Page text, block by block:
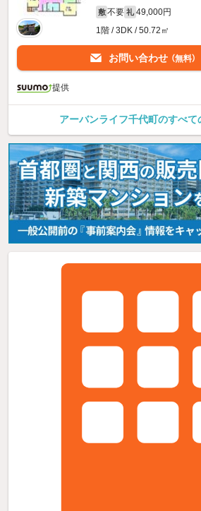
敷 不要 礼 49,000円
1階 / 3DK / 50.72㎡
お問い合わせ （無料）
提供
アーバンライフ千代町のすべて